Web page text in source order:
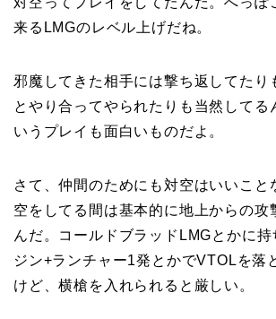
来るLMGのレベル上げだね。
邪魔してきた相手には撃ち返してたり
とやり合ってやられたりも当然してる
いうプレイも面白いものだよ。
さて、仲間のためにも対空はいいこと
空をしてる間は基本的に地上からの攻
んだ。コールドブラッドLMGとかに
ジン+ランチャー1発とかでVTOLを落
けど、横槍を入れられると厳しい。